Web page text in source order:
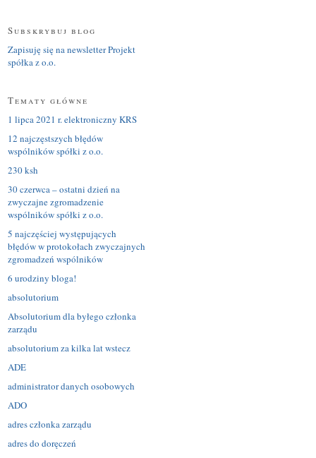
Subskrybuj blog
Zapisuję się na newsletter Projekt
spółka z o.o.
Tematy główne
1 lipca 2021 r. elektroniczny KRS
12 najczęstszych błędów
wspólników spółki z o.o.
230 ksh
30 czerwca – ostatni dzień na
zwyczajne zgromadzenie
wspólników spółki z o.o.
5 najczęściej występujących
błędów w protokołach zwyczajnych
zgromadzeń wspólników
6 urodziny bloga!
absolutorium
Absolutorium dla byłego członka
zarządu
absolutorium za kilka lat wstecz
ADE
administrator danych osobowych
ADO
adres członka zarządu
adres do doręczeń